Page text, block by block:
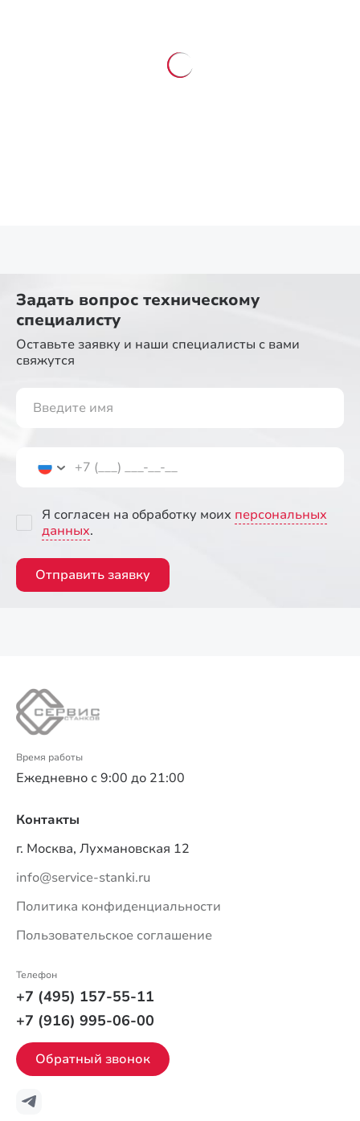
Задать вопрос техническому
специалисту
Оставьте заявку и наши специалисты с вами
свяжутся
Я согласен на обработку моих персональных
данных.
Отправить заявку
Время работы
Ежедневно с 9:00 до 21:00
Контакты
г. Москва, Лухмановская 12
info@service-stanki.ru
Политика конфиденциальности
Пользовательское соглашение
Телефон
+7 (495) 157-55-11
+7 (916) 995-06-00
Обратный звонок